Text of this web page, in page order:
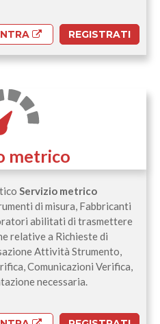
REGISTRATI
metrico
Servizio metrico
di misura, Fabbricanti
abilitati di trasmettere
relative a Richieste di
Attività Strumento,
Comunicazioni Verifica,
necessaria.